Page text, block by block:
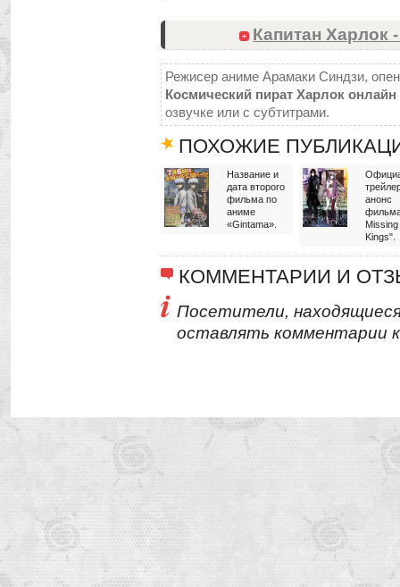
Капитан Харлок
Режисер аниме Арамаки Синдзи,
Космический пират Харлок онлайн
озвучке или с субтитрами.
ПОХОЖИЕ
Название и
дата второго
фильма по
аниме
«Gintama».
анонс
Missing
Kings".
КОММЕНТАРИИ И
Посетители,
оставлять комментарии